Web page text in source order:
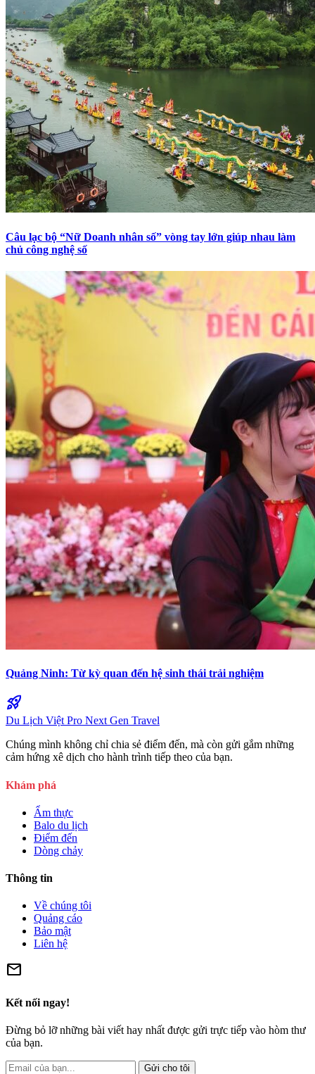
Câu lạc bộ “Nữ Doanh nhân số” vòng tay lớn giúp nhau làm
chủ công nghệ số
Quảng Ninh: Từ kỳ quan đến hệ sinh thái trải nghiệm
rocket_launch
Du Lịch Việt Pro Next Gen Travel
Chúng mình không chỉ chia sẻ điểm đến, mà còn gửi gắm những
cảm hứng xê dịch cho hành trình tiếp theo của bạn.
Khám phá
Ẩm thực
Balo du lịch
Điểm đến
Dòng chảy
Thông tin
Về chúng tôi
Quảng cáo
Bảo mật
Liên hệ
mail
Kết nối ngay!
Đừng bỏ lỡ những bài viết hay nhất được gửi trực tiếp vào hòm thư
của bạn.
Gửi cho tôi